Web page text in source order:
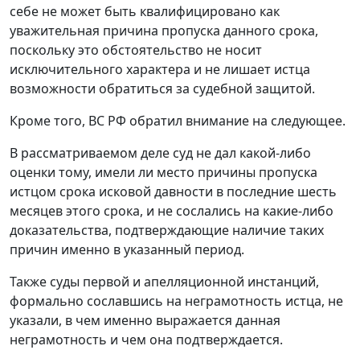
себе не может быть квалифицировано как
уважительная причина пропуска данного срока,
поскольку это обстоятельство не носит
исключительного характера и не лишает истца
возможности обратиться за судебной защитой.
Кроме того, ВС РФ обратил внимание на следующее.
В рассматриваемом деле суд не дал какой-либо
оценки тому, имели ли место причины пропуска
истцом срока исковой давности в последние шесть
месяцев этого срока, и не сослались на какие-либо
доказательства, подтверждающие наличие таких
причин именно в указанный период.
Также суды первой и апелляционной инстанций,
формально сославшись на неграмотность истца, не
указали, в чем именно выражается данная
неграмотность и чем она подтверждается.